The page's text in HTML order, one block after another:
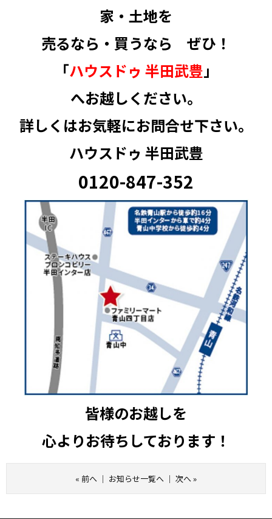
家・土地を
売るなら・買うなら ぜひ！
「ハウスドゥ 半田武豊」
へお越しください。
詳しくはお気軽にお問合せ下さい。
ハウスドゥ 半田武豊
0120-847-352
皆様のお越しを
心よりお待ちしております！
« 前へ ｜ お知らせ一覧へ ｜ 次へ»